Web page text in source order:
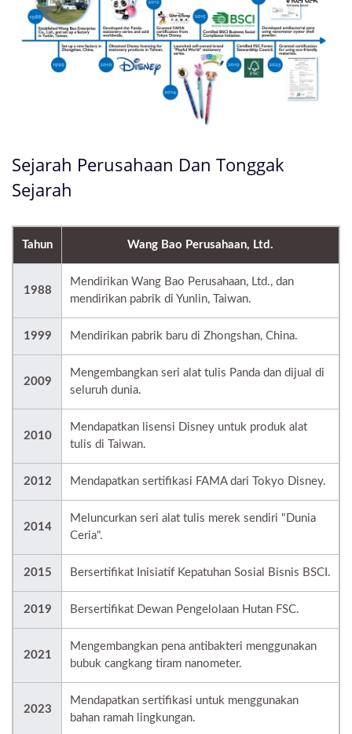
Sejarah Perusahaan Dan Tonggak
Sejarah
Tahun Wang Bao Perusahaan, Ltd.
1988
Mendirikan Wang Bao Perusahaan, Ltd., dan
mendirikan pabrik di Yunlin, Taiwan.
1999 Mendirikan pabrik baru di Zhongshan, China.
2009
Mengembangkan seri alat tulis Panda dan dijual di
seluruh dunia.
2010
Mendapatkan lisensi Disney untuk produk alat
tulis di Taiwan.
2012 Mendapatkan sertifikasi FAMA dari Tokyo Disney.
2014
Meluncurkan seri alat tulis merek sendiri "Dunia
Ceria".
2015 Bersertifikat Inisiatif Kepatuhan Sosial Bisnis BSCI.
2019 Bersertifikat Dewan Pengelolaan Hutan FSC.
2021
Mengembangkan pena antibakteri menggunakan
bubuk cangkang tiram nanometer.
2023
Mendapatkan sertifikasi untuk menggunakan
bahan ramah lingkungan.